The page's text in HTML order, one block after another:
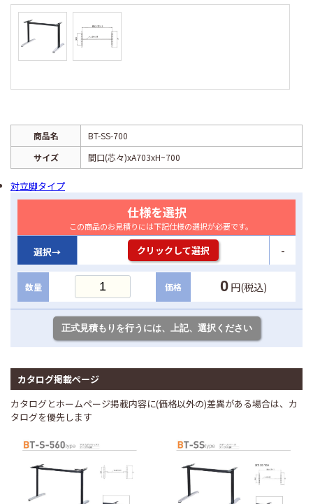
商品名
BT-SS-700
サイズ
間口(芯々)xA703xH~700
対立脚タイプ
仕様を選択
この商品のお見積りには下記仕様の選択が必要です。
選択→ クリックして選択 -
数量 価格 0円(税込)
カタログ掲載ページ
カタログとホームページ掲載内容に(価格以外の)差異がある場合は、カ
タログを優先します